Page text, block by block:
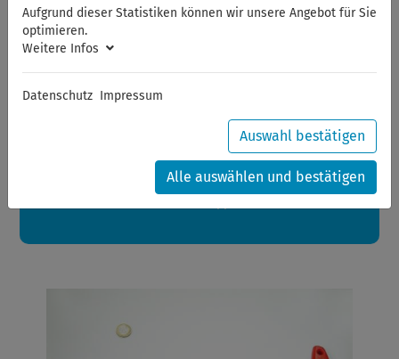
Sommerferien
Sehr geehrte Kunden,
Ihre Bestellungen in diesem Zeitraum werden ab dem
24.08.2026 verschickt.
Eine schöne Sommerpause
Aufgrund dieser Statistiken können wir unsere Angebot für Sie
optimieren.
Weitere Infos
Datenschutz Impressum
Auswahl bestätigen
Alle auswählen und bestätigen